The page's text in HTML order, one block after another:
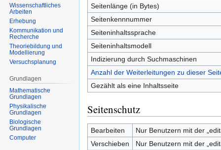
Seitenlänge (in Bytes)
Seitenkennnummer
Seiteninhaltssprache
Seiteninhaltsmodell
Indizierung durch Suchmaschinen
Anzahl der Weiterleitungen zu dieser
Gezählt als eine Inhaltsseite
Seitenschutz
Bearbeiten
Nur Benutzern mit der
Verschieben
Nur Benutzern mit der
Wissenschaftliches
Arbeiten
Erhebung
Kommunikation und
Recherche
Theoriebildung und
Modellierung
Versuchsplanung
Grundlagen
Mathematische
Grundlagen
Physikalische
Grundlagen
Biologische
Grundlagen
Computer